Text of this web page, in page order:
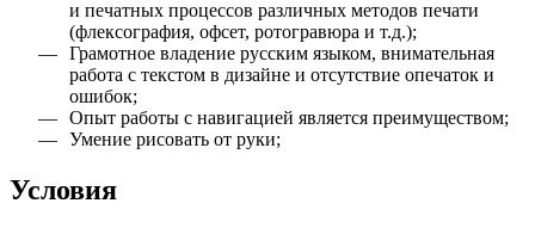
и печатных процессов различных методов печати
(флексография, офсет, ротогравюра и т.д.);
Грамотное владение русским языком, внимательная
работа с текстом в дизайне и отсутствие опечаток и
ошибок;
Опыт работы с навигацией является преимуществом;
Умение рисовать от руки;
Условия